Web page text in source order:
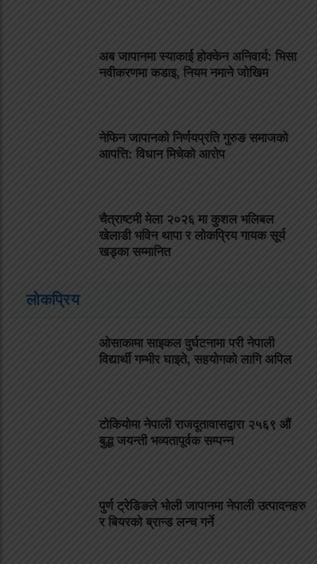
अब जापानमा स्याकाई होक्केन अनिवार्य: भिसा
नवीकरणमा कडाइ, नियम नमाने जोखिम
नेफिन जापानको निर्णयप्रति गुरुङ समाजको
आपत्ति: विधान मिचेको आरोप
चैत्राष्टमी मेला २०२६ मा कुशल भलिबल
खेलाडी भविन थापा र लोकप्रिय गायक सूर्य
खड्का सम्मानित
लोकप्रिय
ओसाकामा साइकल दुर्घटनामा परी नेपाली
विद्यार्थी गम्भीर घाइते, सहयोगको लागि अपिल
टोकियोमा नेपाली राजदूतावासद्वारा २५६९ औं
बुद्ध जयन्ती भव्यतापूर्वक सम्पन्न
पुर्ण ट्रेडिङले भोली जापानमा नेपाली उत्पादनहरु
र बियरको ब्रान्ड लन्च गर्ने